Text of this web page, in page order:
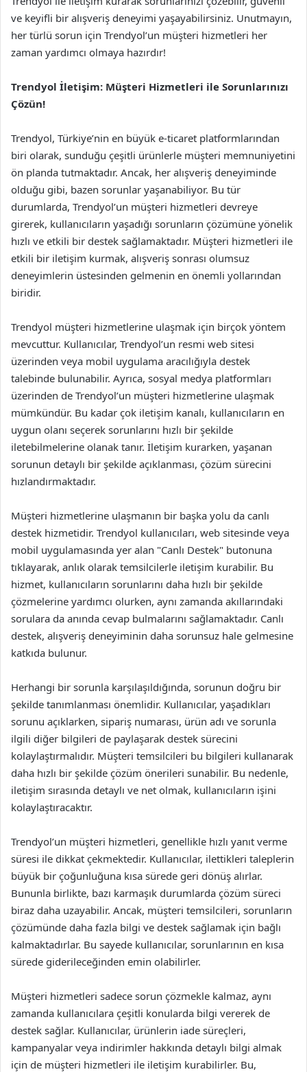
ve keyifli bir alışveriş deneyimi yaşayabilirsiniz. Unutmayın,
her türlü sorun için Trendyol’un müşteri hizmetleri her
zaman yardımcı olmaya hazırdır!
Trendyol İletişim: Müşteri Hizmetleri ile Sorunlarınızı
Çözün!
Trendyol, Türkiye’nin en büyük e-ticaret platformlarından
biri olarak, sunduğu çeşitli ürünlerle müşteri memnuniyetini
ön planda tutmaktadır. Ancak, her alışveriş deneyiminde
olduğu gibi, bazen sorunlar yaşanabiliyor. Bu tür
durumlarda, Trendyol’un müşteri hizmetleri devreye
girerek, kullanıcıların yaşadığı sorunların çözümüne yönelik
hızlı ve etkili bir destek sağlamaktadır. Müşteri hizmetleri ile
etkili bir iletişim kurmak, alışveriş sonrası olumsuz
deneyimlerin üstesinden gelmenin en önemli yollarından
biridir.
Trendyol müşteri hizmetlerine ulaşmak için birçok yöntem
mevcuttur. Kullanıcılar, Trendyol’un resmi web sitesi
üzerinden veya mobil uygulama aracılığıyla destek
talebinde bulunabilir. Ayrıca, sosyal medya platformları
üzerinden de Trendyol’un müşteri hizmetlerine ulaşmak
mümkündür. Bu kadar çok iletişim kanalı, kullanıcıların en
uygun olanı seçerek sorunlarını hızlı bir şekilde
iletebilmelerine olanak tanır. İletişim kurarken, yaşanan
sorunun detaylı bir şekilde açıklanması, çözüm sürecini
hızlandırmaktadır.
Müşteri hizmetlerine ulaşmanın bir başka yolu da canlı
destek hizmetidir. Trendyol kullanıcıları, web sitesinde veya
mobil uygulamasında yer alan "Canlı Destek" butonuna
tıklayarak, anlık olarak temsilcilerle iletişim kurabilir. Bu
hizmet, kullanıcıların sorunlarını daha hızlı bir şekilde
çözmelerine yardımcı olurken, aynı zamanda akıllarındaki
sorulara da anında cevap bulmalarını sağlamaktadır. Canlı
destek, alışveriş deneyiminin daha sorunsuz hale gelmesine
katkıda bulunur.
Herhangi bir sorunla karşılaşıldığında, sorunun doğru bir
şekilde tanımlanması önemlidir. Kullanıcılar, yaşadıkları
sorunu açıklarken, sipariş numarası, ürün adı ve sorunla
ilgili diğer bilgileri de paylaşarak destek sürecini
kolaylaştırmalıdır. Müşteri temsilcileri bu bilgileri kullanarak
daha hızlı bir şekilde çözüm önerileri sunabilir. Bu nedenle,
iletişim sırasında detaylı ve net olmak, kullanıcıların işini
kolaylaştıracaktır.
Trendyol’un müşteri hizmetleri, genellikle hızlı yanıt verme
süresi ile dikkat çekmektedir. Kullanıcılar, ilettikleri taleplerin
büyük bir çoğunluğuna kısa sürede geri dönüş alırlar.
Bununla birlikte, bazı karmaşık durumlarda çözüm süreci
biraz daha uzayabilir. Ancak, müşteri temsilcileri, sorunların
çözümünde daha fazla bilgi ve destek sağlamak için bağlı
kalmaktadırlar. Bu sayede kullanıcılar, sorunlarının en kısa
sürede giderileceğinden emin olabilirler.
Müşteri hizmetleri sadece sorun çözmekle kalmaz, aynı
zamanda kullanıcılara çeşitli konularda bilgi vererek de
destek sağlar. Kullanıcılar, ürünlerin iade süreçleri,
kampanyalar veya indirimler hakkında detaylı bilgi almak
için de müşteri hizmetleri ile iletişim kurabilirler. Bu,